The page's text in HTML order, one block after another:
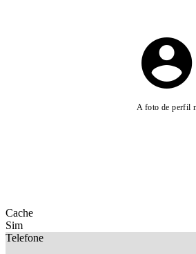
A foto de perfil
Cache
Sim
Telefone